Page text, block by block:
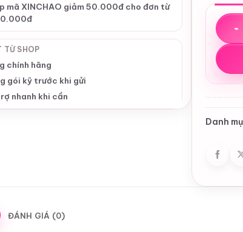
mã XINCHAO giảm 50.000đ cho đơn từ
TỪ SHOP
chính hãng
gói kỹ trước khi gửi
nhanh khi cần
Trà
Danh
ĐÁNH GIÁ (0)